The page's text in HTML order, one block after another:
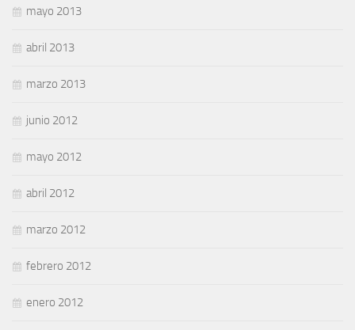
mayo 2013
abril 2013
marzo 2013
junio 2012
mayo 2012
abril 2012
marzo 2012
febrero 2012
enero 2012